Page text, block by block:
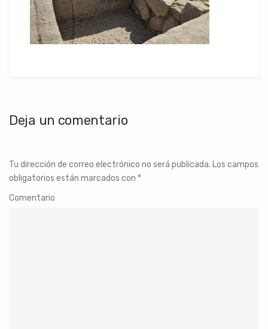
Deja un comentario
Tu dirección de correo electrónico no será publicada. Los campos
obligatorios están marcados con *
Comentario